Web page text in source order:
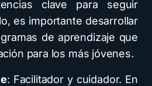
clave para seguir
es importante desarrollar
de aprendizaje que
para los más jóvenes.
: Facilitador y cuidador. En